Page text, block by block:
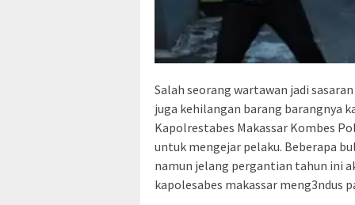
Salah seorang wartawan jadi
juga kehilangan barang barangnya
Kapolrestabes Makassar Kombes
untuk mengejar pelaku. Beberapa
namun jelang pergantian tahun ini
kapolesabes makassar meng3ndus